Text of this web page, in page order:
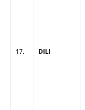
17. DILI